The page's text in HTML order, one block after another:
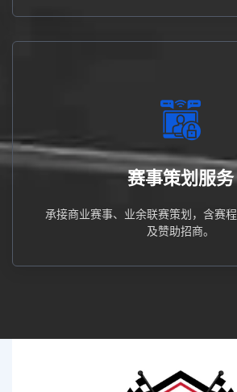
赛事策划服务
承接商业赛事、业余联赛策划，含赛
及赞助招商。
承接商业赛事、业余联赛策划，含赛
赞助招商。